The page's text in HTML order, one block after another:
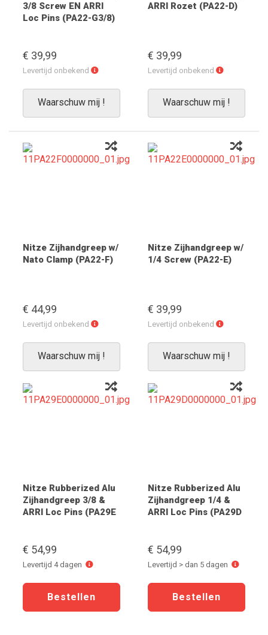
3/8 Screw EN ARRI
Loc Pins (PA22-G3/8)
€ 39,99
Levertijd onbekend
Levertijd
Waarschuw mij !
ARRI Rozet (PA22-D)
€ 39,99
Levertijd onbekend
Levertijd
Waarschuw mij !
Nitze Zijhandgreep w/
Nato Clamp (PA22-F)
€ 44,99
Levertijd onbekend
Levertijd
Waarschuw mij !
Nitze Zijhandgreep w/
1/4 Screw (PA22-E)
€ 39,99
Levertijd onbekend
Levertijd
Waarschuw mij !
Nitze Rubberized Alu
Zijhandgreep 3/8 &
ARRI Loc Pins (PA29E
€ 54,99
Levertijd 4 dagen
Levertijd
Nitze Rubberized Alu
Zijhandgreep 1/4 &
ARRI Loc Pins (PA29D
€ 54,99
Levertijd > dan 5 dagen
Levertijd
dan
dagen